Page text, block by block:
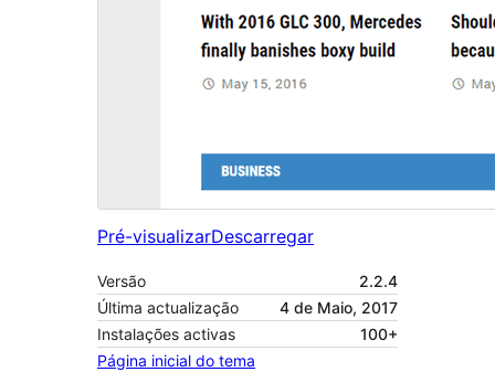
Pré-visualizarDescarregar
Versão
2.2.4
Última actualização
4 de Maio, 2017
Instalações activas
100+
Página inicial do tema